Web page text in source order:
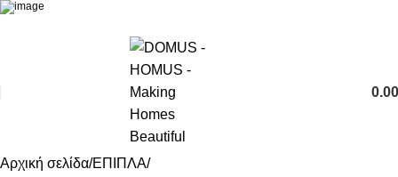
0.00
Αρχική σελίδα ΕΠΙΠΛΑ